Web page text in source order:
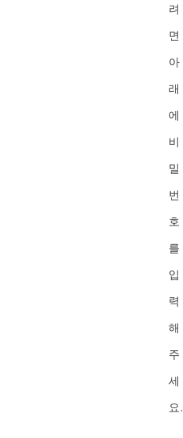
려
면
아
래
에
비
밀
번
호
를
입
력
해
주
세
요.